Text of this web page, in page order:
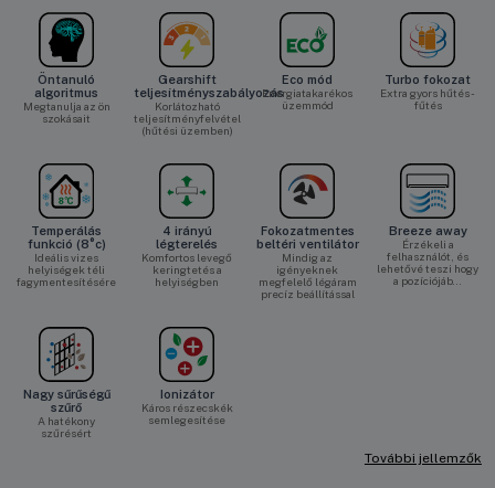
Öntanuló
algoritmus
Megtanulja az ön
szokásait
Gearshift
teljesítményszabályozás
Korlátozható
teljesítményfelvétel
(hűtési üzemben)
Eco mód
Energiatakarékos
üzemmód
Turbo fokozat
Extra gyors hűtés -
fűtés
Temperálás
funkció (8°c)
Ideális vizes
helyiségek téli
fagymentesítésére
4 irányú
légterelés
Komfortos levegő
keringtetés a
helyiségben
Fokozatmentes
beltéri ventilátor
Mindig az
igényeknek
megfelelő légáram
precíz beállítással
Breeze away
Érzékeli a
felhasználót, és
lehetővé teszi hogy
a pozíciójáb…
Nagy sűrűségű
szűrő
A hatékony
szűrésért
Ionizátor
Káros részecskék
semlegesítése
További jellemzők